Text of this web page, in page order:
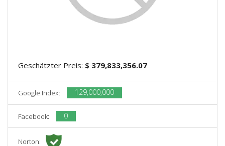
Geschätzter Preis: $ 379,833,356.07
Google Index: 129,000,000
Facebook: 0
Norton: